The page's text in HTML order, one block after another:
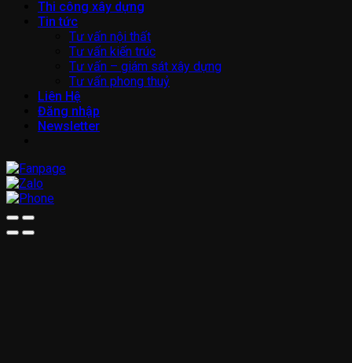
Thi công xây dựng
Tin tức
Tư vấn nội thất
Tư vấn kiến trúc
Tư vấn – giám sát xây dựng
Tư vấn phong thuỷ
Liên Hệ
Đăng nhập
Newsletter